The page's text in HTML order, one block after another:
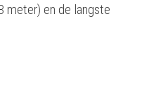
meter) en de langste